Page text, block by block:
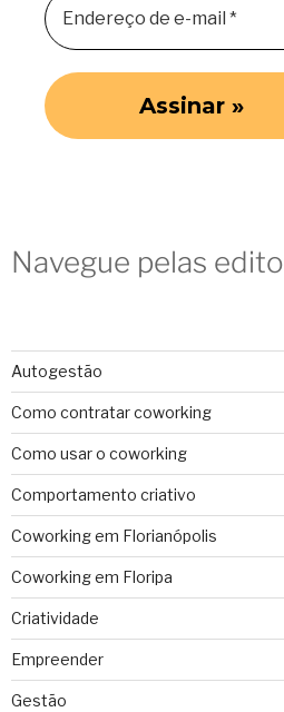
Navegue pelas
Autogestão
Como contratar coworking
Como usar o coworking
Comportamento criativo
Coworking em Florianópolis
Coworking em Floripa
Criatividade
Empreender
Gestão